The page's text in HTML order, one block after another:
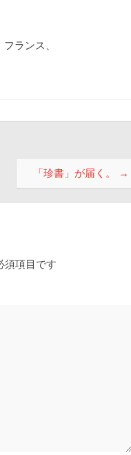
ランス、
「珍書」が届く。 →
須項目です